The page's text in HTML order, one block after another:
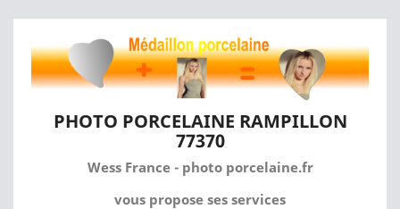
PHOTO PORCELAINE RAMPILLON
77370
Wess France - photo porcelaine.fr
vous propose ses services